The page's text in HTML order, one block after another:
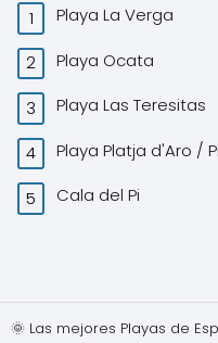
Playa La Verga
Playa Ocata
Playa Las Teresitas
Playa Platja d'Aro /
Cala del Pi
🌞 Las mejores Playas de